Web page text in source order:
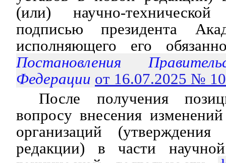
(или) научно-
подписью президента
исполняющего его
Постановления
Федерации от 16.07.2025 №
После получения
вопросу внесения
организаций
редакции) в части